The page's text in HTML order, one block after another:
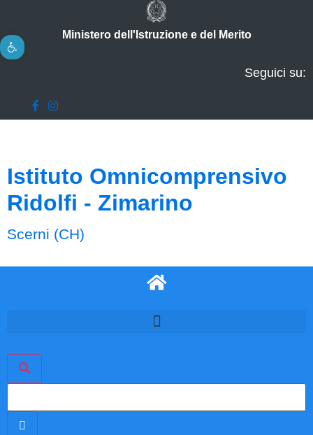
Ministero dell'Istruzione e del Merito
Seguici su:
Istituto Omnicomprensivo
Ridolfi - Zimarino
Scerni (CH)
Apri la barra degli strumenti